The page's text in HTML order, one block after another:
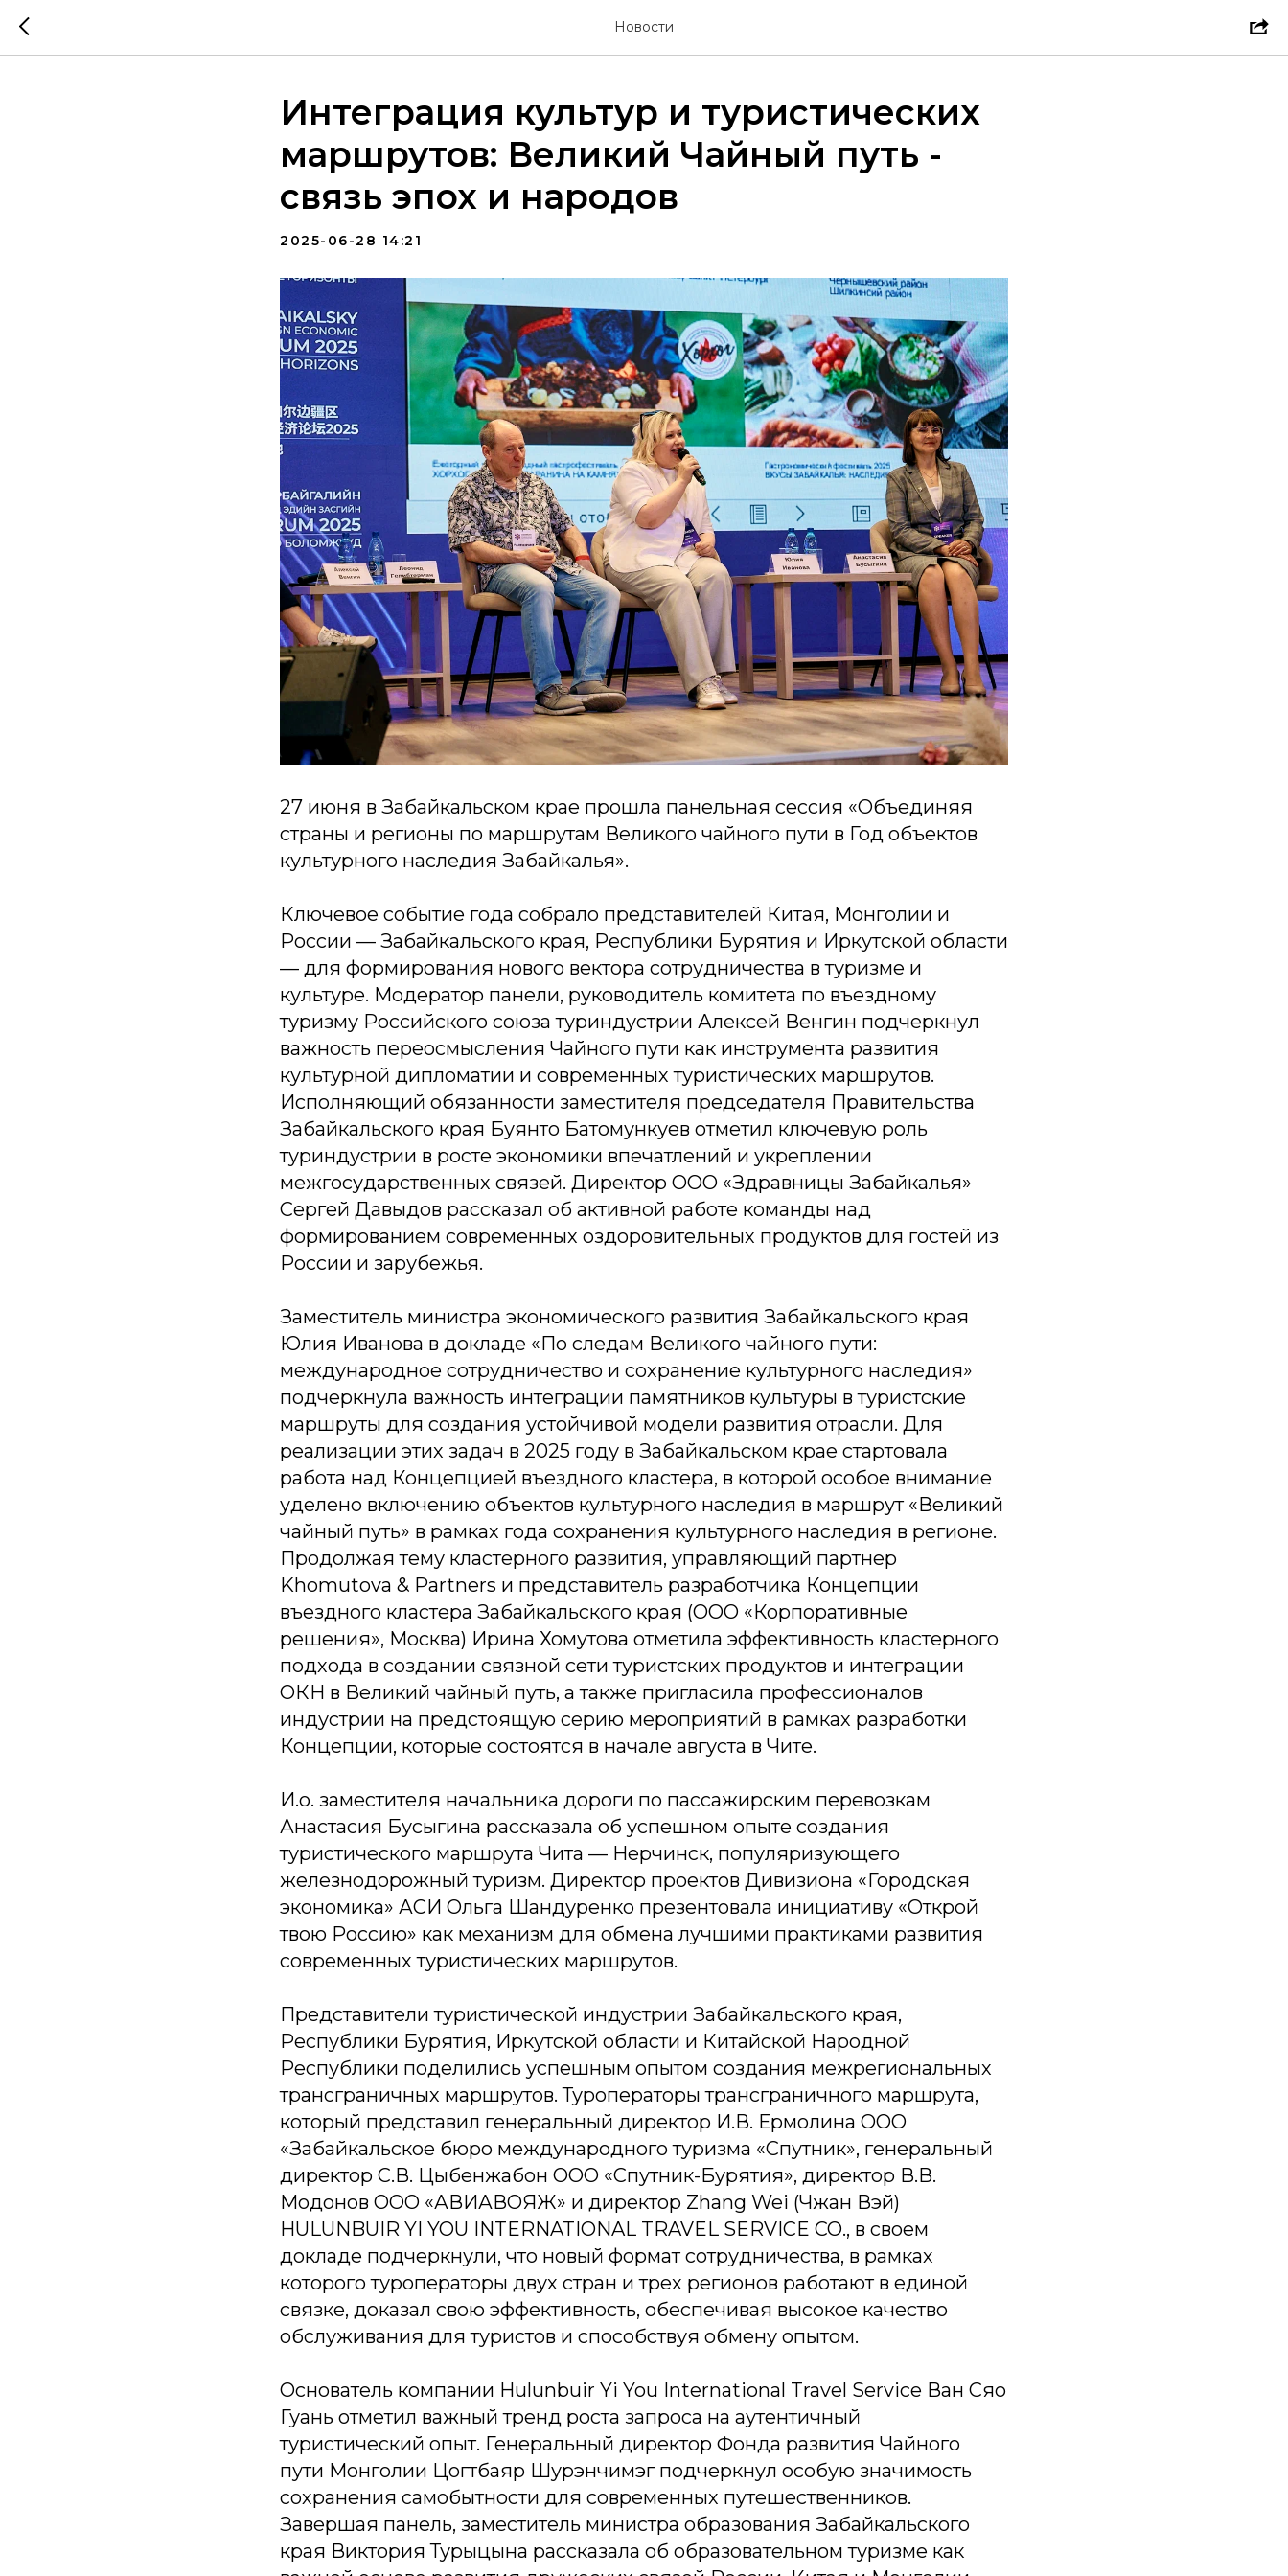
Новости
Интеграция культур и туристических
маршрутов: Великий Чайный путь -
связь эпох и народов
2025-06-28 14:21
27 июня в Забайкальском крае прошла панельная сессия «Объединяя
страны и регионы по маршрутам Великого чайного пути в Год объектов
культурного наследия Забайкалья».
Ключевое событие года собрало представителей Китая, Монголии и
России — Забайкальского края, Республики Бурятия и Иркутской области
— для формирования нового вектора сотрудничества в туризме и
культуре. Модератор панели, руководитель комитета по въездному
туризму Российского союза туриндустрии Алексей Венгин подчеркнул
важность переосмысления Чайного пути как инструмента развития
культурной дипломатии и современных туристических маршрутов.
Исполняющий обязанности заместителя председателя Правительства
Забайкальского края Буянто Батомункуев отметил ключевую роль
туриндустрии в росте экономики впечатлений и укреплении
межгосударственных связей. Директор ООО «Здравницы Забайкалья»
Сергей Давыдов рассказал об активной работе команды над
формированием современных оздоровительных продуктов для гостей из
России и зарубежья.
Заместитель министра экономического развития Забайкальского края
Юлия Иванова в докладе «По следам Великого чайного пути:
международное сотрудничество и сохранение культурного наследия»
подчеркнула важность интеграции памятников культуры в туристские
маршруты для создания устойчивой модели развития отрасли. Для
реализации этих задач в 2025 году в Забайкальском крае стартовала
работа над Концепцией въездного кластера, в которой особое внимание
уделено включению объектов культурного наследия в маршрут «Великий
чайный путь» в рамках года сохранения культурного наследия в регионе.
Продолжая тему кластерного развития, управляющий партнер
Khomutova & Partners и представитель разработчика Концепции
въездного кластера Забайкальского края (ООО «Корпоративные
решения», Москва) Ирина Хомутова отметила эффективность кластерного
подхода в создании связной сети туристских продуктов и интеграции
ОКН в Великий чайный путь, а также пригласила профессионалов
индустрии на предстоящую серию мероприятий в рамках разработки
Концепции, которые состоятся в начале августа в Чите.
И.о. заместителя начальника дороги по пассажирским перевозкам
Анастасия Бусыгина рассказала об успешном опыте создания
туристического маршрута Чита — Нерчинск, популяризующего
железнодорожный туризм. Директор проектов Дивизиона «Городская
экономика» АСИ Ольга Шандуренко презентовала инициативу «Открой
твою Россию» как механизм для обмена лучшими практиками развития
современных туристических маршрутов.
Представители туристической индустрии Забайкальского края,
Республики Бурятия, Иркутской области и Китайской Народной
Республики поделились успешным опытом создания межрегиональных
трансграничных маршрутов. Туроператоры трансграничного маршрута,
который представил генеральный директор И.В. Ермолина ООО
«Забайкальское бюро международного туризма «Спутник», генеральный
директор С.В. Цыбенжабон ООО «Спутник-Бурятия», директор В.В.
Модонов ООО «АВИАВОЯЖ» и директор Zhang Wei (Чжан Вэй)
HULUNBUIR YI YOU INTERNATIONAL TRAVEL SERVICE CO., в своем
докладе подчеркнули, что новый формат сотрудничества, в рамках
которого туроператоры двух стран и трех регионов работают в единой
связке, доказал свою эффективность, обеспечивая высокое качество
обслуживания для туристов и способствуя обмену опытом.
Основатель компании Hulunbuir Yi You International Travel Service Ван Сяо
Гуань отметил важный тренд роста запроса на аутентичный
туристический опыт. Генеральный директор Фонда развития Чайного
пути Монголии Цогтбаяр Шурэнчимэг подчеркнул особую значимость
сохранения самобытности для современных путешественников.
Завершая панель, заместитель министра образования Забайкальского
края Виктория Турыцына рассказала об образовательном туризме как